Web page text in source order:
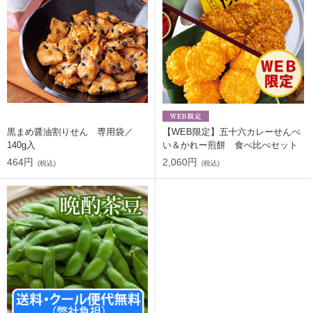
黒まめ醤油割りせん 専用袋／
140g入
464円 (税込)
【WEB限定】五十六カレーせんべ
い＆かれー煎餅 食べ比べセット
2,060円 (税込)